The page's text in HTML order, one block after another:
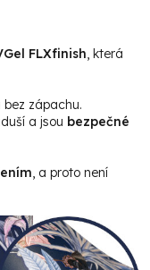
FLXfinish, která
zápachu.
a jsou bezpečné
, a proto není